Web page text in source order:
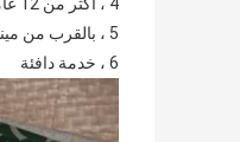
4 ، أكثر من 12 عاما من الخبرة في التصدير
5 ، بالقرب من ميناء شنغهاي ، حركة المرور جيدة جدا.
6 ، خدمة دافئة